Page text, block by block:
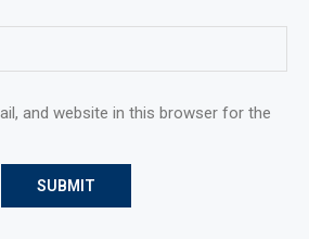
and website in this browser for the